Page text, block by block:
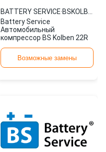
BATTERY SERVICE·
Battery Service
Автомобильный
компрессор BS Kolben 22R
Возможные замены